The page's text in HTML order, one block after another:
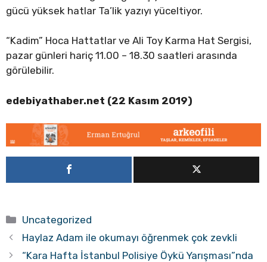
gücü yüksek hatlar Ta’lik yazıyı yüceltiyor.
“Kadim” Hoca Hattatlar ve Ali Toy Karma Hat Sergisi,
pazar günleri hariç 11.00 – 18.30 saatleri arasında
görülebilir.
edebiyathaber.net (22 Kasım 2019)
Kategoriler
Uncategorized
Haylaz Adam ile okumayı öğrenmek çok zevkli
“Kara Hafta İstanbul Polisiye Öykü Yarışması”nda